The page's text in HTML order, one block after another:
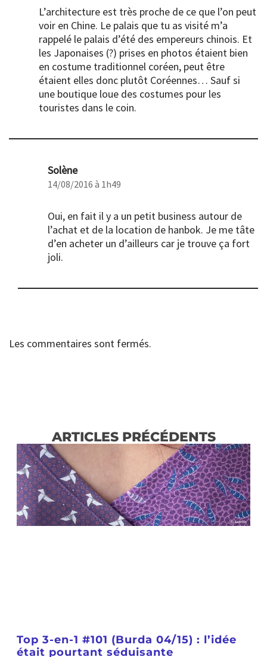
L’architecture est très proche de ce que l’on peut
voir en Chine. Le palais que tu as visité m’a
rappelé le palais d’été des empereurs chinois. Et
les Japonaises (?) prises en photos étaient bien
en costume traditionnel coréen, peut être
étaient elles donc plutôt Coréennes… Sauf si
une boutique loue des costumes pour les
touristes dans le coin.
Solène
14/08/2016 à 1h49
Oui, en fait il y a un petit business autour de
l’achat et de la location de hanbok. Je me tâte
d’en acheter un d’ailleurs car je trouve ça fort
joli.
Les commentaires sont fermés.
ARTICLES PRÉCÉDENTS
Top 3-en-1 #101 (Burda 04/15) : l’idée
était pourtant séduisante